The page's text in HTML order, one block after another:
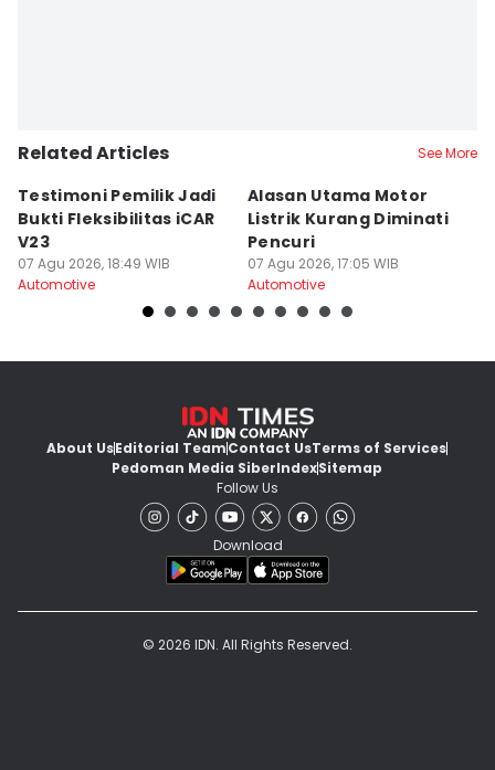
Related Articles See More
Testimoni Pemilik Jadi
Bukti Fleksibilitas iCAR
V23
07 Agu 2026, 18:49 WIB
Automotive
Alasan Utama Motor
Listrik Kurang Diminati
Pencuri
07 Agu 2026, 17:05 WIB
Automotive
About UsEditorial TeamContact UsTerms of Services
Pedoman Media SiberIndexSitemap
Follow Us
Download
© 2026 IDN. All Rights Reserved.